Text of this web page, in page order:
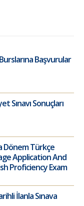
Başvurular
Sınavı Sonuçları
Dönem Türkçe
Application And
Proficiency Exam
İlanla Sınava